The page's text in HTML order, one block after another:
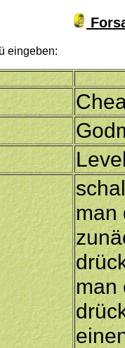
eingeben:
man
man